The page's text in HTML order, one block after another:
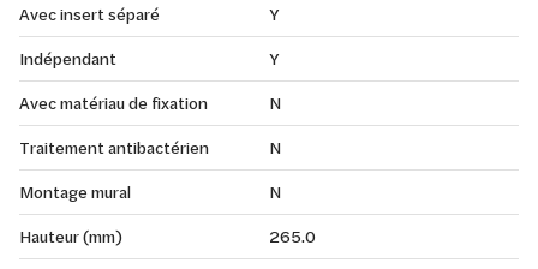
Avec insert séparé
Y
Indépendant
Y
Avec matériau de fixation
N
Traitement antibactérien
N
Montage mural
N
Hauteur (mm)
265.0